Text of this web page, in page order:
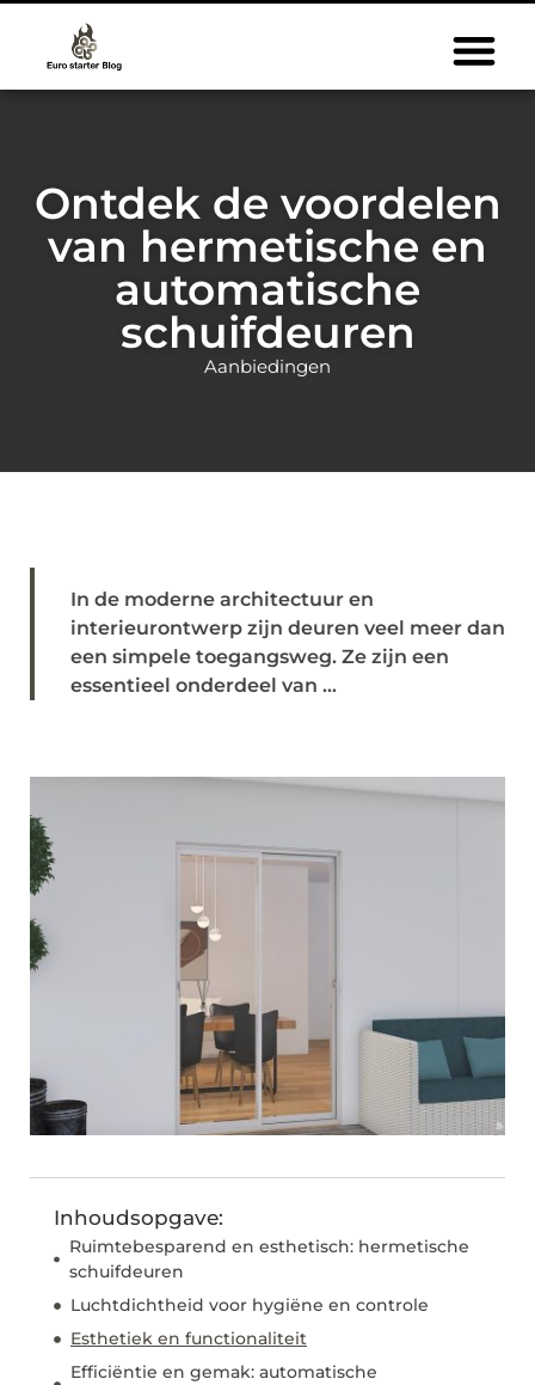
Ontdek de voordelen
van hermetische en
automatische
schuifdeuren
Aanbiedingen
In de moderne architectuur en
interieurontwerp zijn deuren veel meer dan
een simpele toegangsweg. Ze zijn een
essentieel onderdeel van ...
Inhoudsopgave:
Ruimtebesparend en esthetisch: hermetische
schuifdeuren
Luchtdichtheid voor hygiëne en controle
Esthetiek en functionaliteit
Efficiëntie en gemak: automatische